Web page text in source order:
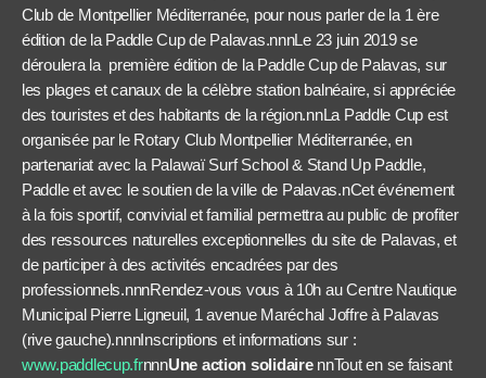
Club de Montpellier Méditerranée, pour nous parler de la 1 ère
édition de la Paddle Cup de Palavas.nnnLe 23 juin 2019 se
déroulera la première édition de la Paddle Cup de Palavas, sur
les plages et canaux de la célèbre station balnéaire, si appréciée
des touristes et des habitants de la région.nnLa Paddle Cup est
organisée par le Rotary Club Montpellier Méditerranée, en
partenariat avec la Palawaï Surf School & Stand Up Paddle,
Paddle et avec le soutien de la ville de Palavas.nCet événement
à la fois sportif, convivial et familial permettra au public de profiter
des ressources naturelles exceptionnelles du site de Palavas, et
de participer à des activités encadrées par des
professionnels.nnnRendez-vous vous à 10h au Centre Nautique
Municipal Pierre Ligneuil, 1 avenue Maréchal Joffre à Palavas
(rive gauche).nnnInscriptions et informations sur :
www.paddlecup.frnnnUne action solidaire nnTout en se faisant